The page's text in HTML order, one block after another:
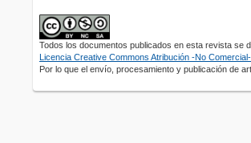
Todos los documentos publicados en esta revista se
Licencia Creative Commons Atribución -No
Por lo que el envío, procesamiento y publicación de